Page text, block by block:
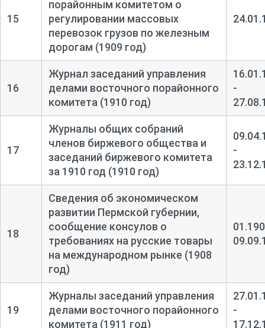
15
порайонным комитетом о
регулировании массовых
перевозок грузов по железным
дорогам (1909 год)
16
Журнал заседаний управления
делами восточного порайонного
комитета (1910 год)
-
17
Журналы общих собраний
членов биржевого общества и
заседаний биржевого комитета
за 1910 год (1910 год)
-
18
Сведения об экономическом
развитии Пермской губернии,
сообщение консулов о
требованиях на русские товары
на международном рынке (1908
год)
19
Журналы заседаний управления
делами восточного порайонного
комитета (1911 год)
-